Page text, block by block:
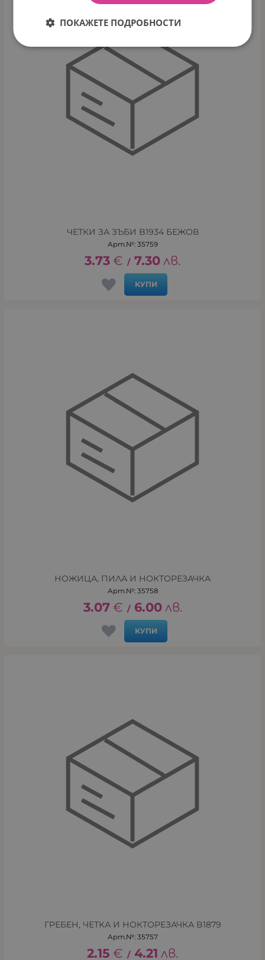
ЧЕТКИ ЗА ЗЪБИ B1934 БЕЖОВ
Арт.№: 35759
3.73 € / 7.30 лв.
КУПИ
НОЖИЦА, ПИЛА И НОКТОРЕЗАЧКА
Арт.№: 35758
3.07 € / 6.00 лв.
КУПИ
ГРЕБЕН, ЧЕТКА И НОКТОРЕЗАЧКА B1879
Арт.№: 35757
2.15 € / 4.21 лв.
ПОКАЖЕТЕ ПОДРОБНОСТИ